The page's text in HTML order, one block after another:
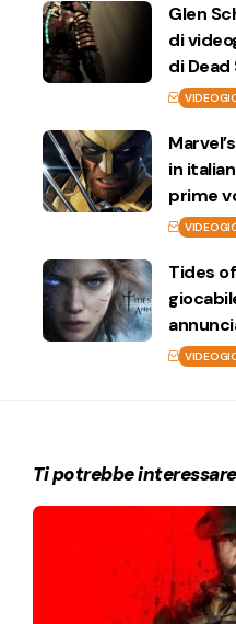
Glen
di
di Dead
in
prime
Tides
Ti potrebbe